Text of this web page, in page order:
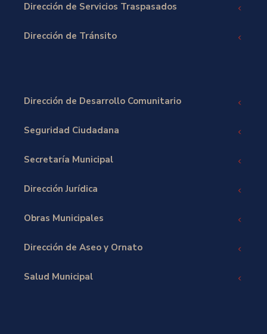
Dirección de Servicios Traspasados
Dirección de Tránsito
Dirección de Desarrollo Comunitario
Seguridad Ciudadana
Secretaría Municipal
Dirección Jurídica
Obras Municipales
Dirección de Aseo y Ornato
Salud Municipal